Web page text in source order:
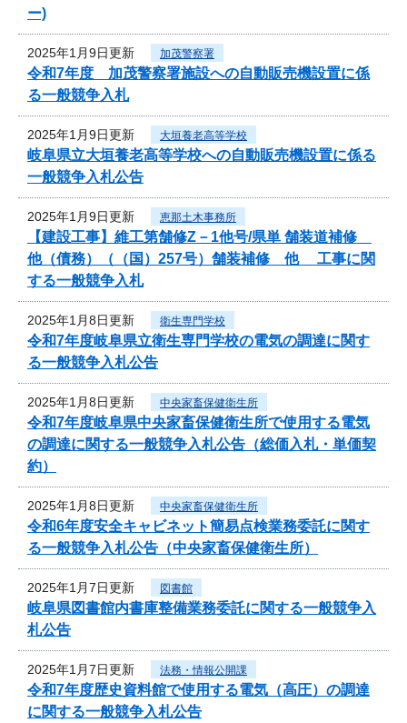
ー)
2025年1月9日更新 加茂警察署
令和7年度 加茂警察署施設への自動販売機設置に係
る一般競争入札
2025年1月9日更新 大垣養老高等学校
岐阜県立大垣養老高等学校への自動販売機設置に係る
一般競争入札公告
2025年1月9日更新 恵那土木事務所
【建設工事】維工第舗修Z－1他号/県単 舗装道補修
他（債務）（（国）257号）舗装補修 他 工事に関
する一般競争入札
2025年1月8日更新 衛生専門学校
令和7年度岐阜県立衛生専門学校の電気の調達に関す
る一般競争入札公告
2025年1月8日更新 中央家畜保健衛生所
令和7年度岐阜県中央家畜保健衛生所で使用する電気
の調達に関する一般競争入札公告（総価入札・単価契
約）
2025年1月8日更新 中央家畜保健衛生所
令和6年度安全キャビネット簡易点検業務委託に関す
る一般競争入札公告（中央家畜保健衛生所）
2025年1月7日更新 図書館
岐阜県図書館内書庫整備業務委託に関する一般競争入
札公告
2025年1月7日更新 法務・情報公開課
令和7年度歴史資料館で使用する電気（高圧）の調達
に関する一般競争入札公告